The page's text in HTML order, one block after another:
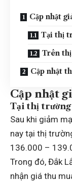
Cập nhật
Tại thị
Trên
Cập nhật
Cập nhật
Tại thị
Sau khi giảm
nay tại thị
136.000 –
Trong đó, Đắk
nhận giá thu